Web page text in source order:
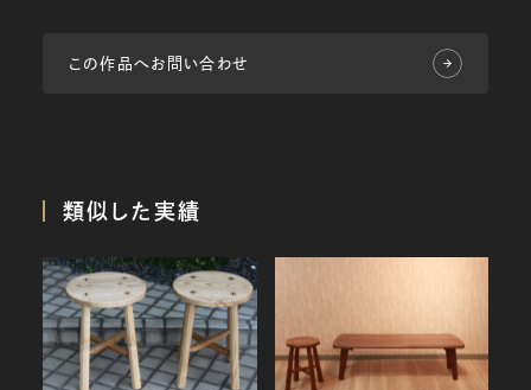
この作品へお問い合わせ
類似した実績